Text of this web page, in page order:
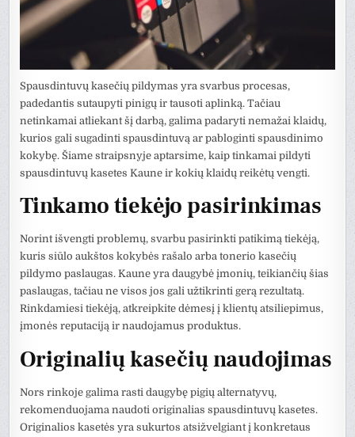
Spausdintuvų kasečių pildymas yra svarbus procesas,
padedantis sutaupyti pinigų ir tausoti aplinką. Tačiau
netinkamai atliekant šį darbą, galima padaryti nemažai klaidų,
kurios gali sugadinti spausdintuvą ar pabloginti spausdinimo
kokybę. Šiame straipsnyje aptarsime, kaip tinkamai pildyti
spausdintuvų kasetes Kaune ir kokių klaidų reikėtų vengti.
Tinkamo tiekėjo pasirinkimas
Norint išvengti problemų, svarbu pasirinkti patikimą tiekėją,
kuris siūlo aukštos kokybės rašalo arba tonerio kasečių
pildymo paslaugas. Kaune yra daugybė įmonių, teikiančių šias
paslaugas, tačiau ne visos jos gali užtikrinti gerą rezultatą.
Rinkdamiesi tiekėją, atkreipkite dėmesį į klientų atsiliepimus,
įmonės reputaciją ir naudojamus produktus.
Originalių kasečių naudojimas
Nors rinkoje galima rasti daugybę pigių alternatyvų,
rekomenduojama naudoti originalias spausdintuvų kasetes.
Originalios kasetės yra sukurtos atsižvelgiant į konkretaus